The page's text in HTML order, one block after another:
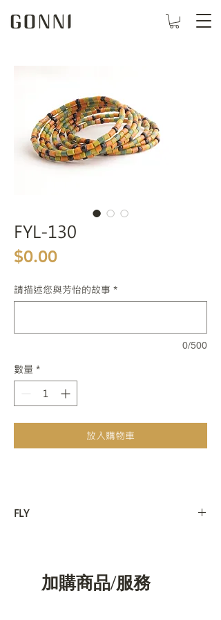
FYL-130
$0.00價格
請描述您與芳怡的故事 *
0/500
數量 *
放入購物車
FLY
加購商品/服務